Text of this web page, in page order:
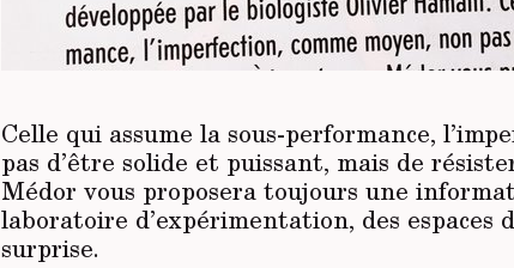
Celle qui assume la sous-performance,
pas d’être solide et puissant, mais de
Médor vous proposera toujours une
laboratoire d’expérimentation, des espaces
surprise.